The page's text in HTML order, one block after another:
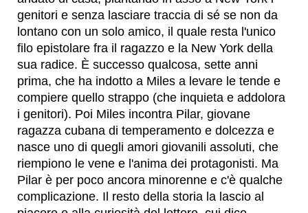
genitori e senza lasciare traccia di sé se non da
lontano con un solo amico, il quale resta l'unico
filo epistolare fra il ragazzo e la New York della
sua radice. È successo qualcosa, sette anni
prima, che ha indotto a Miles a levare le tende e
compiere quello strappo (che inquieta e addolora
i genitori). Poi Miles incontra Pilar, giovane
ragazza cubana di temperamento e dolcezza e
nasce uno di quegli amori giovanili assoluti, che
riempiono le vene e l'anima dei protagonisti. Ma
Pilar è per poco ancora minorenne e c'è qualche
complicazione. Il resto della storia la lascio al